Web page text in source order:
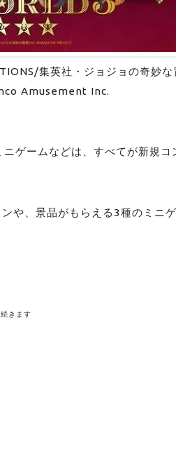
集英社・ジョジョの奇妙な
Amusement Inc.
ニゲームなどは、すべてが新規コ
や、景品がもらえる3種のミニ
きます